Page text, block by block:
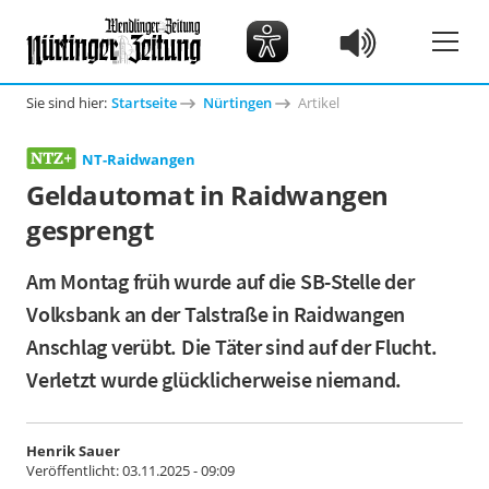
Sie sind hier: Startseite Nürtingen Artikel
NT-Raidwangen
Geldautomat in Raidwangen
gesprengt
Am Montag früh wurde auf die SB-Stelle der
Volksbank an der Talstraße in Raidwangen
Anschlag verübt. Die Täter sind auf der Flucht.
Verletzt wurde glücklicherweise niemand.
Henrik Sauer
Veröffentlicht:03.11.2025 - 09:09